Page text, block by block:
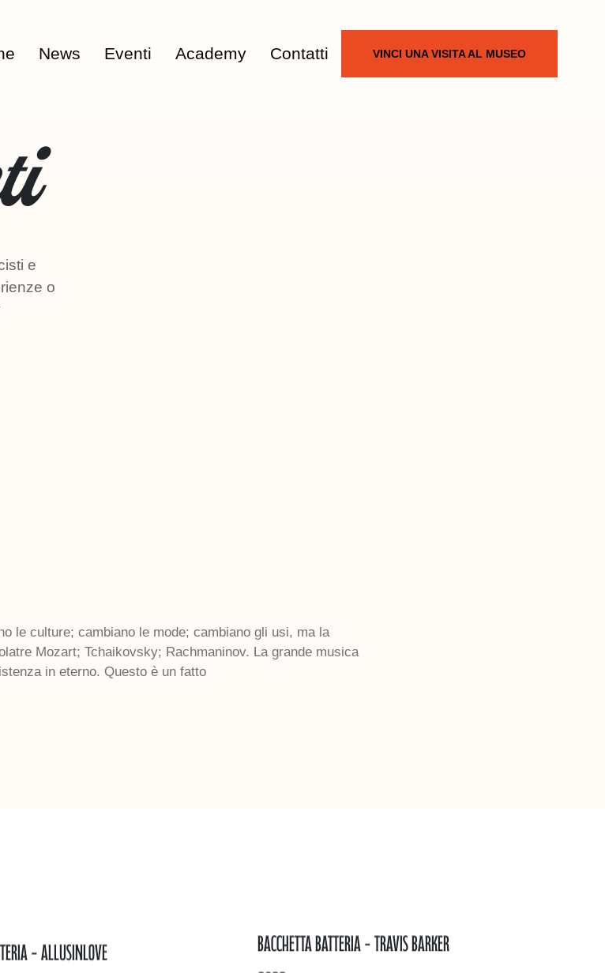
News Eventi Academy Contatti VINCI UNA VISITA AL MUSEO
e
o
le culture; cambiano le mode; cambiano gli usi, ma la
Mozart; Tchaikovsky; Rachmaninov. La grande musica
in eterno. Questo è un fatto
- allusinlove Bacchetta Batteria - Travis Barker